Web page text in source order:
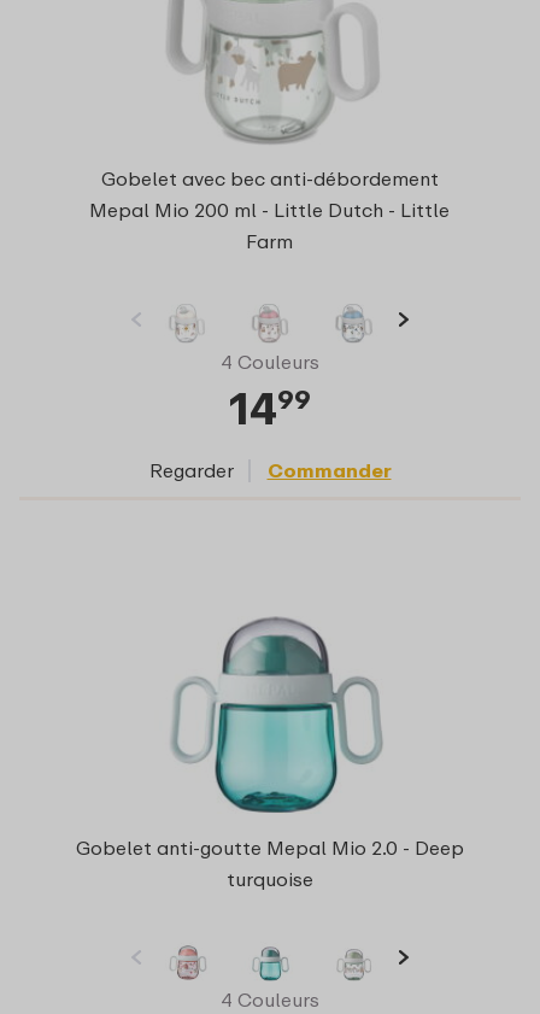
Gobelet avec bec anti-débordement
Mepal Mio 200 ml - Little Dutch - Little
Farm
4 Couleurs
1499
Regarder Commander
Gobelet anti-goutte Mepal Mio 2.0 - Deep
turquoise
4 Couleurs